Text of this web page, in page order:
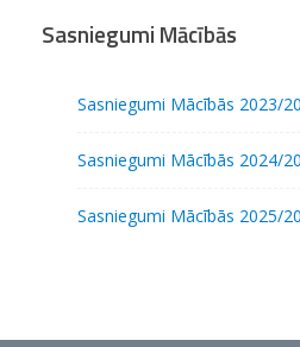
Sasniegumi Mācībās
Sasniegumi Mācībās 2023/
Sasniegumi Mācībās 2024/
Sasniegumi Mācībās 2025/